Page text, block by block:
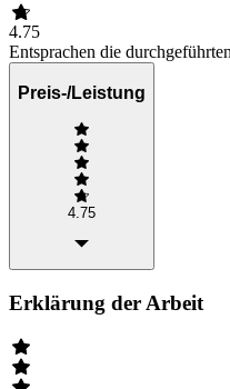
4.75
Entsprachen die
Preis-/Leistung
4.75
Erklärung der Arbeit